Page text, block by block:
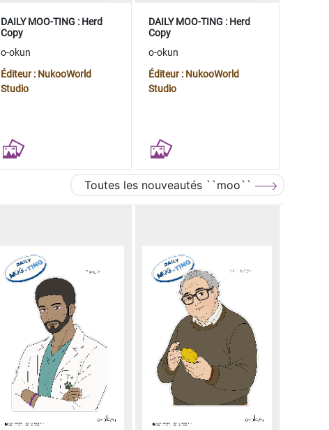
DAILY MOO-TING : Herd
Copy
o-okun
Éditeur : NukooWorld
Studio
DAILY MOO-TING : Herd
Copy
o-okun
Éditeur : NukooWorld
Studio
Toutes les nouveautés ``moo``